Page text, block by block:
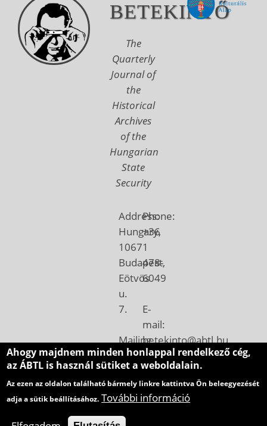
BETEKINTŐ
The
Quarterly
Journal of
the
Historical
Archives
of the
Hungarian
State
Security
Address:
Hungary,
1067
Budapest,
Eötvös
u.
7.
Mailing
address:
Hungary,
1410
Budapest,
Pf.:
Phone:
+36
1
478-
6049
E-
mail:
betekinto@abtl.hu
Ahogy majdnem minden honlappal rendelkező cég,
az ÁBTL is használ sütiket a weboldalain.
Az ezen az oldalon található bármely linkre kattintva Ön beleegyezését
adja a sütik beállításához. További információ